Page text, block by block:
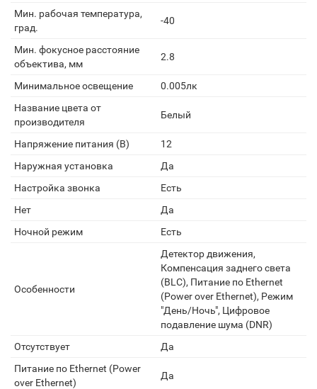
Мин. рабочая температура,
град.
-40
Мин. фокусное расстояние
объектива, мм
2.8
Минимальное освещение
0.005лк
Название цвета от
производителя
Белый
Напряжение питания (В)
12
Наружная установка
Да
Настройка звонка
Есть
Нет
Да
Ночной режим
Есть
Особенности
Детектор движения,
Компенсация заднего света
(BLC), Питание по Ethernet
(Power over Ethernet), Режим
"День/Ночь", Цифровое
подавление шума (DNR)
Отсутствует
Да
Питание по Ethernet (Power
over Ethernet)
Да